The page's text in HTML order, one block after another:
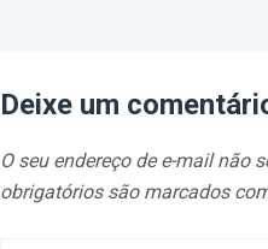
Deixe um
O seu endereço de e-mail não
obrigatórios são marcados